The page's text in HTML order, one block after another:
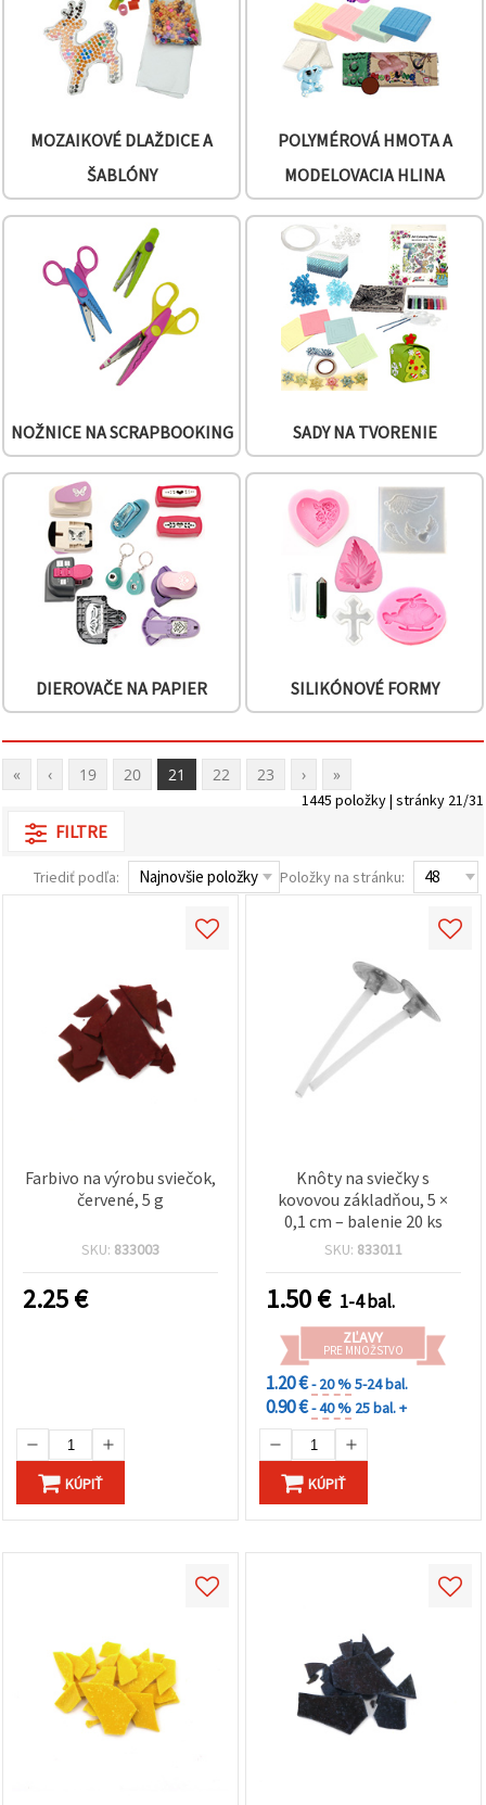
môžete
uviesť svoje
preferencie
Nastaveniach
daného
kliknutím
na tlačidlo
MOZAIKOVÉ DLAŽDICE A
ŠABLÓNY
POLYMÉROVÁ HMOTA A
MODELOVACIA HLINA
NOŽNICE NA SCRAPBOOKING SADY NA TVORENIE
DIEROVAČE NA PAPIER SILIKÓNOVÉ FORMY
« ‹ 19 20 21 22 23 › »
1445 položky | stránky 21/31
FILTRE
Triediť podľa: Položky na stránku:
Farbivo na výrobu sviečok,
červené, 5 g
SKU: 833003
2.25€
KÚPIŤ
Knôty na sviečky s
kovovou základňou, 5 ×
0,1 cm – balenie 20 ks
SKU: 833011
1.50€ 1-4 bal.
ZĽAVY
PRE MNOŽSTVO
1.20 €- 20 %5-24 bal.
0.90 €- 40 % 25 bal. +
KÚPIŤ